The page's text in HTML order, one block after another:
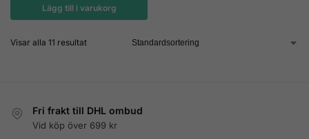
Lägg till i varukorg
Visar alla 11 resultat
Fri frakt till DHL ombud
Vid köp över 699 kr